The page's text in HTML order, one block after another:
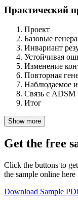
Практический
Проект
Базовые
Инвариант
Устойчивая
Изменение
Повторная
Наблюдаемое
Связь с ADSM
Итог
Show more
Get the free
Click the buttons to
the sample online here
Download Sample